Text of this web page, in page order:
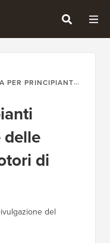
PER PRINCIPIANTI
di
del